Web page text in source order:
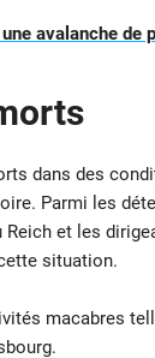
avalanche de
dans des
Parmi les
et les
situation.
macabres